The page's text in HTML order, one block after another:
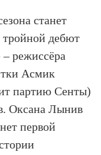
станет
тройной дебют
режиссёра
Асмик
партию Сенты)
Оксана Лынив
первой